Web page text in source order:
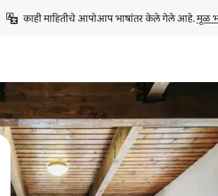
काही माहितीचे आपोआप भाषांतर केले गेले आहे. मूळ